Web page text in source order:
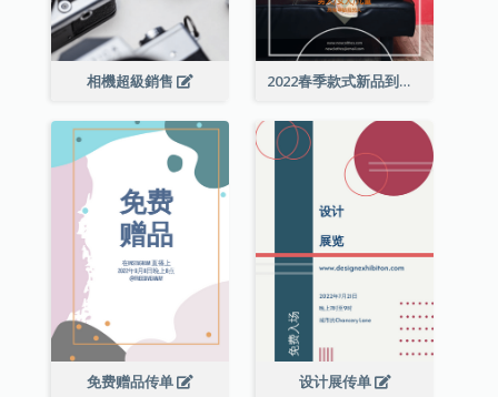
相機超級銷售 2022春季款式新品到店宣传单张
免费赠品传单 设计展传单